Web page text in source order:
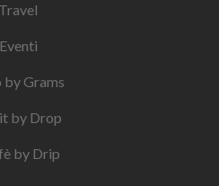
Travel
Eventi
by Grams
by Drop
by Drip